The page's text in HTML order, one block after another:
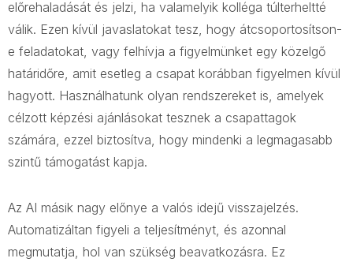
előrehaladását és jelzi, ha valamelyik kolléga túlterheltté
válik. Ezen kívül javaslatokat tesz, hogy átcsoportosítson-
e feladatokat, vagy felhívja a figyelmünket egy közelgő
határidőre, amit esetleg a csapat korábban figyelmen kívül
hagyott. Használhatunk olyan rendszereket is, amelyek
célzott képzési ajánlásokat tesznek a csapattagok
számára, ezzel biztosítva, hogy mindenki a legmagasabb
szintű támogatást kapja.
Az AI másik nagy előnye a valós idejű visszajelzés.
Automatizáltan figyeli a teljesítményt, és azonnal
megmutatja, hol van szükség beavatkozásra. Ez